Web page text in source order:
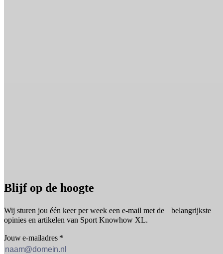
Blijf op de hoogte
Wij sturen jou één keer per week een e-mail met de belangrijkste
opinies en artikelen van Sport Knowhow XL.
Jouw e-mailadres *